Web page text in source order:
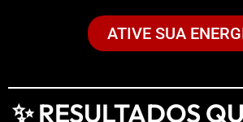
ATIVE SUA
✨ RESULTADOS